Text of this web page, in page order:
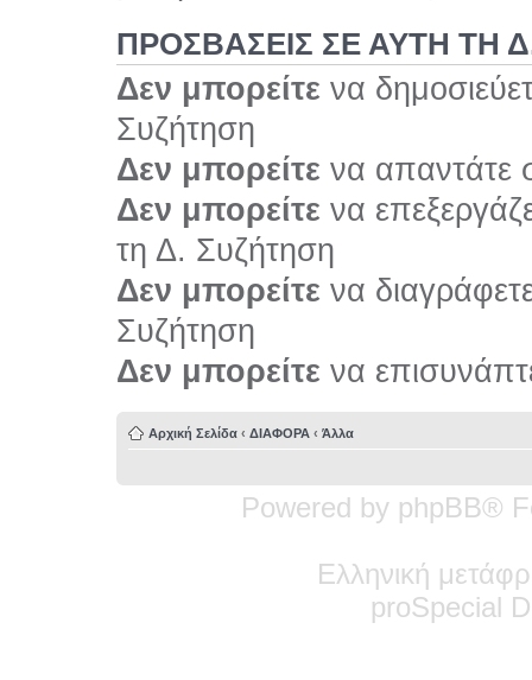
ΠΡΟΣΒΆΣΕΙΣ ΣΕ ΑΥΤΉ ΤΗ
Δεν μπορείτε να
Συζήτηση
Δεν μπορείτε να απαντάτε
Δεν μπορείτε να
τη Δ. Συζήτηση
Δεν μπορείτε να
Συζήτηση
Δεν μπορείτε να
Αρχική Σελίδα ‹ ΔΙΑΦΟΡΑ ‹ Άλλα
Powered by phpBB®
Ελληνική
proSpecial